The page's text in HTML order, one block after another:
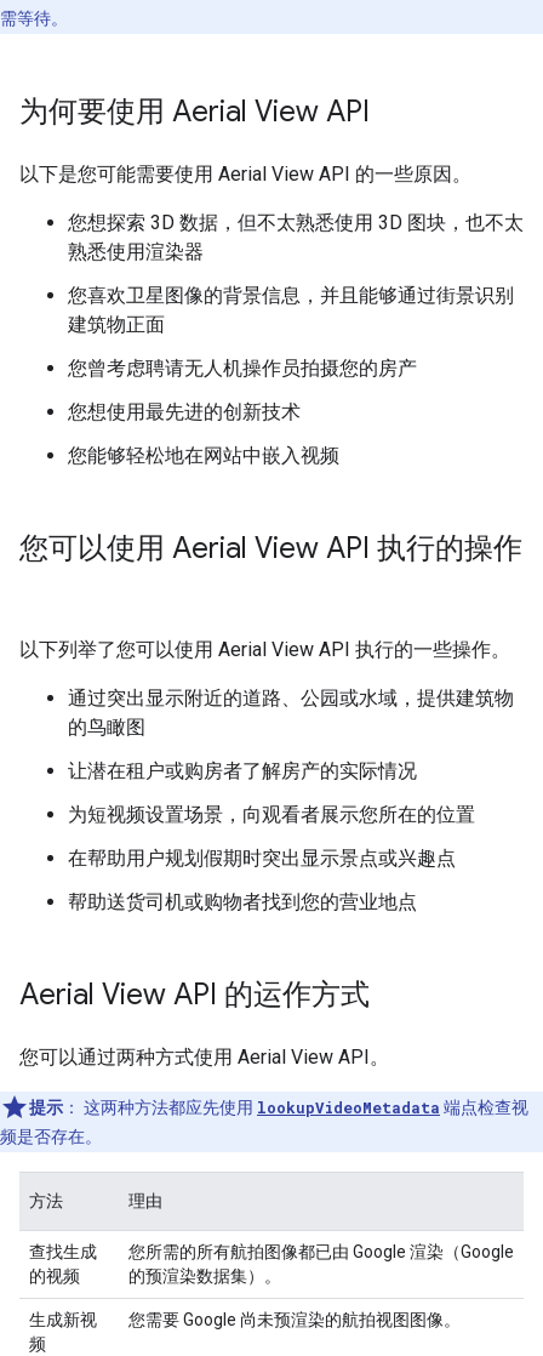
需等待。
为何要使用 Aerial View API
以下是您可能需要使用 Aerial View API 的一些原因。
您想探索 3D 数据，但不太熟悉使用 3D 图块，也不太
熟悉使用渲染器
您喜欢卫星图像的背景信息，并且能够通过街景识别
建筑物正面
您曾考虑聘请无人机操作员拍摄您的房产
您想使用最先进的创新技术
您能够轻松地在网站中嵌入视频
您可以使用 Aerial View API 执行的操作
以下列举了您可以使用 Aerial View API 执行的一些操作。
通过突出显示附近的道路、公园或水域，提供建筑物
的鸟瞰图
让潜在租户或购房者了解房产的实际情况
为短视频设置场景，向观看者展示您所在的位置
在帮助用户规划假期时突出显示景点或兴趣点
帮助送货司机或购物者找到您的营业地点
Aerial View API 的运作方式
您可以通过两种方式使用 Aerial View API。
提示 ： 这两种方法都应先使用 lookupVideoMetadata 端点检查视
频是否存在。
方法 理由
查找生成
的视频
您所需的所有航拍图像都已由 Google 渲染（Google
的预渲染数据集）。
生成新视
频
您需要 Google 尚未预渲染的航拍视图图像。